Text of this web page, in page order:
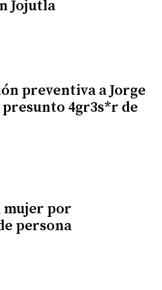
Jojutla
preventiva a Jorge
presunto 4gr3s*r de
mujer por
persona